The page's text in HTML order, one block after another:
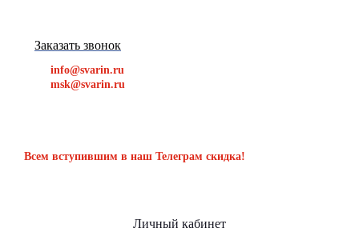
Заказать звонок
info@svarin.ru
msk@svarin.ru
Всем вступившим в наш Телеграм скидка!
Личный кабинет